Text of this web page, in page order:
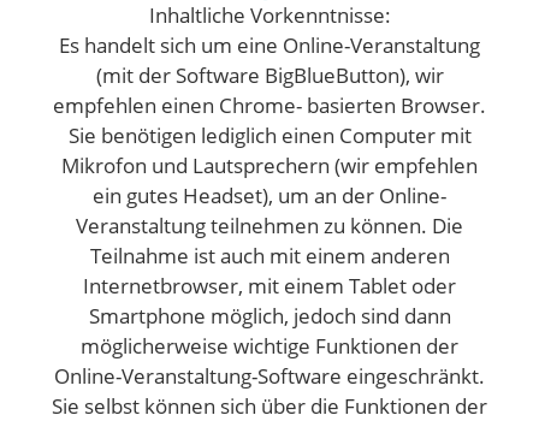
Inhaltliche Vorkenntnisse:
Es handelt sich um eine Online-Veranstaltung
(mit der Software BigBlueButton), wir
empfehlen einen Chrome- basierten Browser.
Sie benötigen lediglich einen Computer mit
Mikrofon und Lautsprechern (wir empfehlen
ein gutes Headset), um an der Online-
Veranstaltung teilnehmen zu können. Die
Teilnahme ist auch mit einem anderen
Internetbrowser, mit einem Tablet oder
Smartphone möglich, jedoch sind dann
möglicherweise wichtige Funktionen der
Online-Veranstaltung-Software eingeschränkt.
Sie selbst können sich über die Funktionen der